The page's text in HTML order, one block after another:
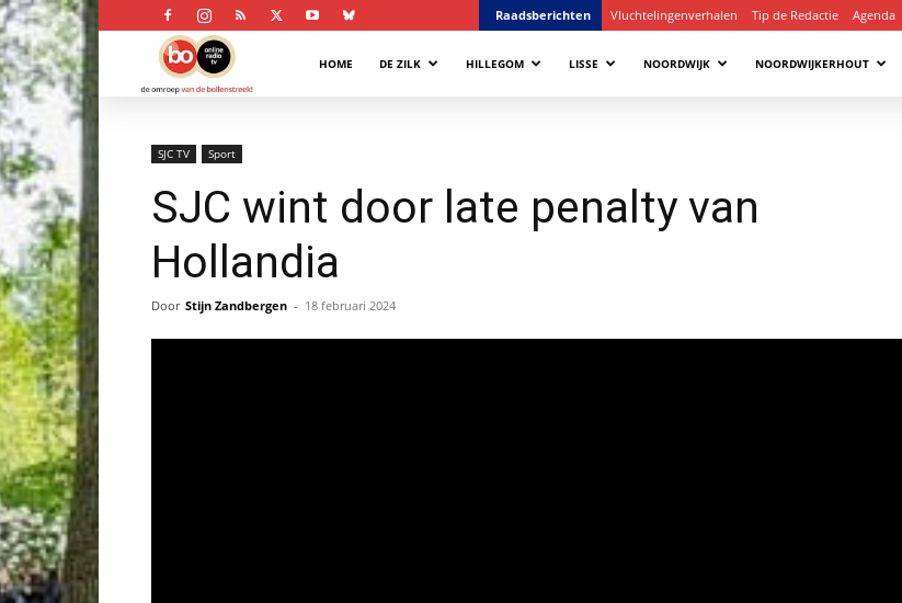
Raadsberichten Vluchtelingenverhalen Tip de Redactie Agenda
Bollenstreek
HOME DE ZILK HILLEGOM LISSE NOORDWIJK NOORDWIJKERHOUT
SJC TV Sport
SJC wint door late penalty van
Hollandia
Door Stijn Zandbergen - 18 februari 2024